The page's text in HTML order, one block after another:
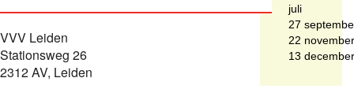
VVV Leiden
Stationsweg 26
2312 AV, Leiden
juli
27
22 november
13 december